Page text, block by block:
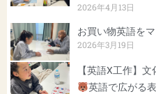
2026年4月13日
お買い物英語を
2026年3月19日
【英語X工作】
英語で広がる